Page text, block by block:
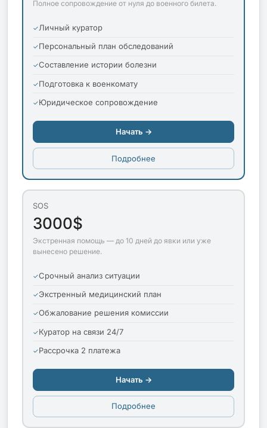
Полное сопровождение от нуля до военного билета.
Личный куратор
Персональный план обследований
Составление истории болезни
Подготовка к военкомату
Юридическое сопровождение
Начать →
Подробнее
SOS
3000$
Экстренная помощь — до 10 дней до явки или уже
вынесено решение.
Срочный анализ ситуации
Экстренный медицинский план
Обжалование решения комиссии
Куратор на связи 24/7
Рассрочка 2 платежа
Начать →
Подробнее